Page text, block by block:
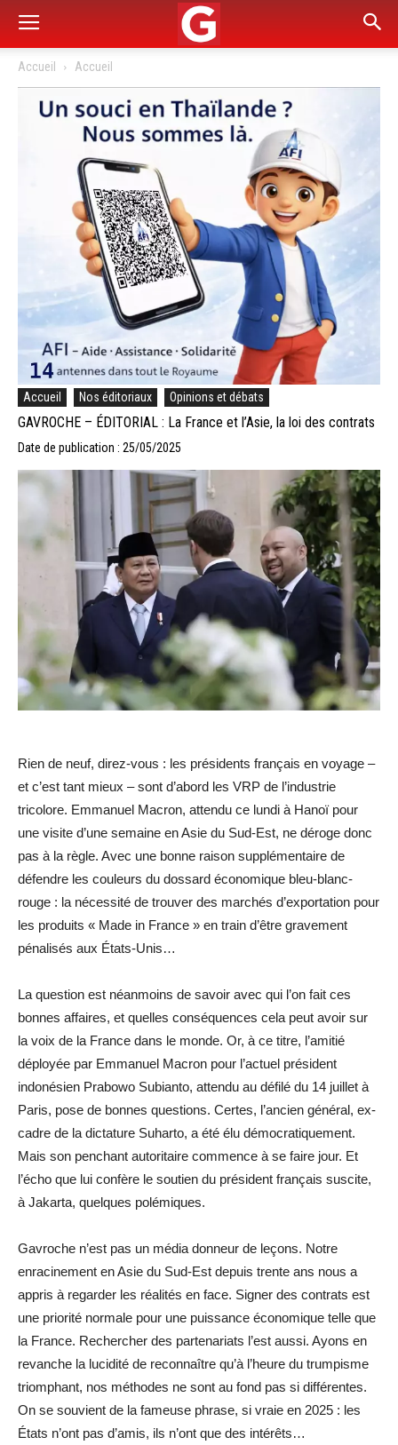
Accueil Accueil
Accueil Nos éditoriaux Opinions et débats
GAVROCHE – ÉDITORIAL : La France et l’Asie, la loi des contrats
Date de publication : 25/05/2025
Rien de neuf, direz-vous : les présidents français en voyage –
et c’est tant mieux – sont d’abord les VRP de l’industrie
tricolore. Emmanuel Macron, attendu ce lundi à Hanoï pour
une visite d’une semaine en Asie du Sud-Est, ne déroge donc
pas à la règle. Avec une bonne raison supplémentaire de
défendre les couleurs du dossard économique bleu-blanc-
rouge : la nécessité de trouver des marchés d’exportation pour
les produits « Made in France » en train d’être gravement
pénalisés aux États-Unis…
La question est néanmoins de savoir avec qui l’on fait ces
bonnes affaires, et quelles conséquences cela peut avoir sur
la voix de la France dans le monde. Or, à ce titre, l’amitié
déployée par Emmanuel Macron pour l’actuel président
indonésien Prabowo Subianto, attendu au défilé du 14 juillet à
Paris, pose de bonnes questions. Certes, l’ancien général, ex-
cadre de la dictature Suharto, a été élu démocratiquement.
Mais son penchant autoritaire commence à se faire jour. Et
l’écho que lui confère le soutien du président français suscite,
à Jakarta, quelques polémiques.
Gavroche n’est pas un média donneur de leçons. Notre
enracinement en Asie du Sud-Est depuis trente ans nous a
appris à regarder les réalités en face. Signer des contrats est
une priorité normale pour une puissance économique telle que
la France. Rechercher des partenariats l’est aussi. Ayons en
revanche la lucidité de reconnaître qu’à l’heure du trumpisme
triomphant, nos méthodes ne sont au fond pas si différentes.
On se souvient de la fameuse phrase, si vraie en 2025 : les
États n’ont pas d’amis, ils n’ont que des intérêts…